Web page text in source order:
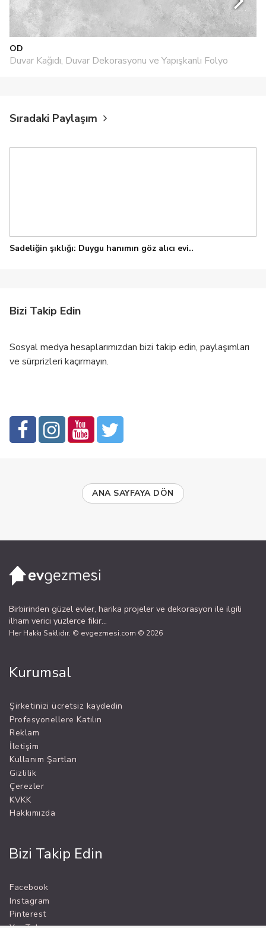
OD
Duvar Kağıdı, Duvar Dekorasyonu ve Yapışkanlı Folyo
Sıradaki Paylaşım
Sadeliğin şıklığı: Duygu hanımın göz alıcı evi..
Bizi Takip Edin
Sosyal medya hesaplarımızdan bizi takip edin, paylaşımları
ve sürprizleri kaçırmayın.
ANA SAYFAYA DÖN
Birbirinden güzel evler, harika projeler ve dekorasyon ile ilgili
ilham verici yüzlerce fikir...
Her Hakkı Saklıdır. © evgezmesi.com © 2026
Kurumsal
Şirketinizi ücretsiz kaydedin
Profesyonellere Katılın
Reklam
İletişim
Kullanım Şartları
Gizlilik
Çerezler
KVKK
Hakkımızda
Bizi Takip Edin
Facebook
Instagram
Pinterest